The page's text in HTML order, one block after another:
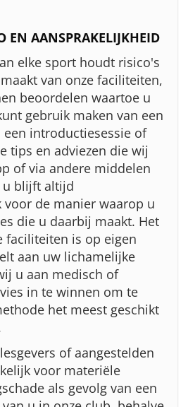
EN AANSPRAKELIJKHEID
elke sport houdt risico's
van onze faciliteiten,
beoordelen waartoe u
gebruik maken van een
introductiesessie of
tips en adviezen die wij
of via andere middelen
u blijft altijd
de manier waarop u
die u daarbij maakt. Het
faciliteiten is op eigen
aan uw lichamelijke
u aan medisch of
in te winnen om te
het meest geschikt
of aangestelden
voor materiële
als gevolg van een